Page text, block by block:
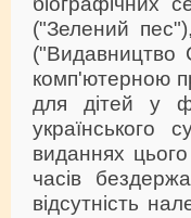
("Зелений
("Видавництво
комп'ютерною
для дітей у
виданнях
часів
відсутність